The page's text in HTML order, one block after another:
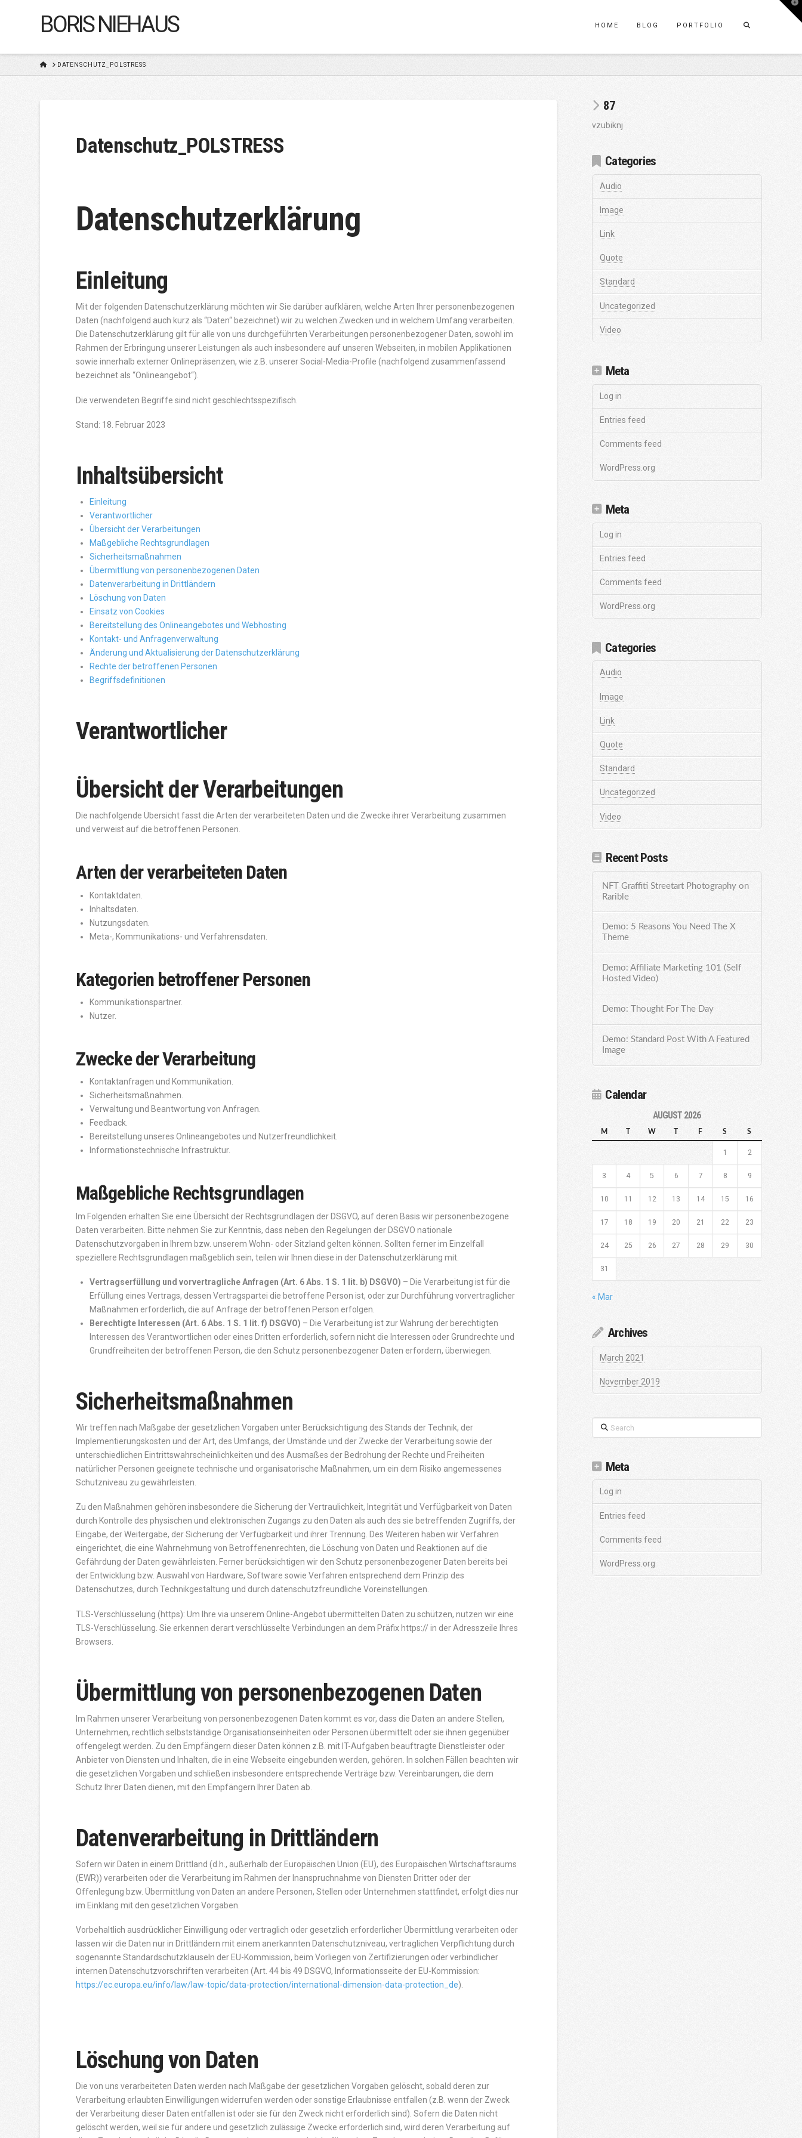
BORIS NIEHAUS HOME BLOG PORTFOLIO
HOMEDATENSCHUTZ_POLSTRESS
Datenschutz_POLSTRESS
Datenschutzerklärung
Einleitung
Mit der folgenden Datenschutzerklärung möchten wir Sie darüber aufklären, welche Arten Ihrer personenbezogenen
Daten (nachfolgend auch kurz als “Daten“ bezeichnet) wir zu welchen Zwecken und in welchem Umfang verarbeiten.
Die Datenschutzerklärung gilt für alle von uns durchgeführten Verarbeitungen personenbezogener Daten, sowohl im
Rahmen der Erbringung unserer Leistungen als auch insbesondere auf unseren Webseiten, in mobilen Applikationen
sowie innerhalb externer Onlinepräsenzen, wie z.B. unserer Social-Media-Profile (nachfolgend zusammenfassend
bezeichnet als “Onlineangebot“).
Die verwendeten Begriffe sind nicht geschlechtsspezifisch.
Stand: 18. Februar 2023
Inhaltsübersicht
Einleitung
Verantwortlicher
Übersicht der Verarbeitungen
Maßgebliche Rechtsgrundlagen
Sicherheitsmaßnahmen
Übermittlung von personenbezogenen Daten
Datenverarbeitung in Drittländern
Löschung von Daten
Einsatz von Cookies
Bereitstellung des Onlineangebotes und Webhosting
Kontakt- und Anfragenverwaltung
Änderung und Aktualisierung der Datenschutzerklärung
Rechte der betroffenen Personen
Begriffsdefinitionen
Verantwortlicher
Übersicht der Verarbeitungen
Die nachfolgende Übersicht fasst die Arten der verarbeiteten Daten und die Zwecke ihrer Verarbeitung zusammen
und verweist auf die betroffenen Personen.
Arten der verarbeiteten Daten
Kontaktdaten.
Inhaltsdaten.
Nutzungsdaten.
Meta-, Kommunikations- und Verfahrensdaten.
Kategorien betroffener Personen
Kommunikationspartner.
Nutzer.
Zwecke der Verarbeitung
Kontaktanfragen und Kommunikation.
Sicherheitsmaßnahmen.
Verwaltung und Beantwortung von Anfragen.
Feedback.
Bereitstellung unseres Onlineangebotes und Nutzerfreundlichkeit.
Informationstechnische Infrastruktur.
Maßgebliche Rechtsgrundlagen
Im Folgenden erhalten Sie eine Übersicht der Rechtsgrundlagen der DSGVO, auf deren Basis wir personenbezogene
Daten verarbeiten. Bitte nehmen Sie zur Kenntnis, dass neben den Regelungen der DSGVO nationale
Datenschutzvorgaben in Ihrem bzw. unserem Wohn- oder Sitzland gelten können. Sollten ferner im Einzelfall
speziellere Rechtsgrundlagen maßgeblich sein, teilen wir Ihnen diese in der Datenschutzerklärung mit.
Vertragserfüllung und vorvertragliche Anfragen (Art. 6 Abs. 1 S. 1 lit. b) DSGVO) – Die Verarbeitung ist für die
Erfüllung eines Vertrags, dessen Vertragspartei die betroffene Person ist, oder zur Durchführung vorvertraglicher
Maßnahmen erforderlich, die auf Anfrage der betroffenen Person erfolgen.
Berechtigte Interessen (Art. 6 Abs. 1 S. 1 lit. f) DSGVO) – Die Verarbeitung ist zur Wahrung der berechtigten
Interessen des Verantwortlichen oder eines Dritten erforderlich, sofern nicht die Interessen oder Grundrechte und
Grundfreiheiten der betroffenen Person, die den Schutz personenbezogener Daten erfordern, überwiegen.
Sicherheitsmaßnahmen
Wir treffen nach Maßgabe der gesetzlichen Vorgaben unter Berücksichtigung des Stands der Technik, der
Implementierungskosten und der Art, des Umfangs, der Umstände und der Zwecke der Verarbeitung sowie der
unterschiedlichen Eintrittswahrscheinlichkeiten und des Ausmaßes der Bedrohung der Rechte und Freiheiten
natürlicher Personen geeignete technische und organisatorische Maßnahmen, um ein dem Risiko angemessenes
Schutzniveau zu gewährleisten.
Zu den Maßnahmen gehören insbesondere die Sicherung der Vertraulichkeit, Integrität und Verfügbarkeit von Daten
durch Kontrolle des physischen und elektronischen Zugangs zu den Daten als auch des sie betreffenden Zugriffs, der
Eingabe, der Weitergabe, der Sicherung der Verfügbarkeit und ihrer Trennung. Des Weiteren haben wir Verfahren
eingerichtet, die eine Wahrnehmung von Betroffenenrechten, die Löschung von Daten und Reaktionen auf die
Gefährdung der Daten gewährleisten. Ferner berücksichtigen wir den Schutz personenbezogener Daten bereits bei
der Entwicklung bzw. Auswahl von Hardware, Software sowie Verfahren entsprechend dem Prinzip des
Datenschutzes, durch Technikgestaltung und durch datenschutzfreundliche Voreinstellungen.
TLS-Verschlüsselung (https): Um Ihre via unserem Online-Angebot übermittelten Daten zu schützen, nutzen wir eine
TLS-Verschlüsselung. Sie erkennen derart verschlüsselte Verbindungen an dem Präfix https:// in der Adresszeile Ihres
Browsers.
Übermittlung von personenbezogenen Daten
Im Rahmen unserer Verarbeitung von personenbezogenen Daten kommt es vor, dass die Daten an andere Stellen,
Unternehmen, rechtlich selbstständige Organisationseinheiten oder Personen übermittelt oder sie ihnen gegenüber
offengelegt werden. Zu den Empfängern dieser Daten können z.B. mit IT-Aufgaben beauftragte Dienstleister oder
Anbieter von Diensten und Inhalten, die in eine Webseite eingebunden werden, gehören. In solchen Fällen beachten wir
die gesetzlichen Vorgaben und schließen insbesondere entsprechende Verträge bzw. Vereinbarungen, die dem
Schutz Ihrer Daten dienen, mit den Empfängern Ihrer Daten ab.
Datenverarbeitung in Drittländern
Sofern wir Daten in einem Drittland (d.h., außerhalb der Europäischen Union (EU), des Europäischen Wirtschaftsraums
(EWR)) verarbeiten oder die Verarbeitung im Rahmen der Inanspruchnahme von Diensten Dritter oder der
Offenlegung bzw. Übermittlung von Daten an andere Personen, Stellen oder Unternehmen stattfindet, erfolgt dies nur
im Einklang mit den gesetzlichen Vorgaben.
Vorbehaltlich ausdrücklicher Einwilligung oder vertraglich oder gesetzlich erforderlicher Übermittlung verarbeiten oder
lassen wir die Daten nur in Drittländern mit einem anerkannten Datenschutzniveau, vertraglichen Verpflichtung durch
sogenannte Standardschutzklauseln der EU-Kommission, beim Vorliegen von Zertifizierungen oder verbindlicher
internen Datenschutzvorschriften verarbeiten (Art. 44 bis 49 DSGVO, Informationsseite der EU-Kommission:
https://ec.europa.eu/info/law/law-topic/data-protection/international-dimension-data-protection_de).
Löschung von Daten
Die von uns verarbeiteten Daten werden nach Maßgabe der gesetzlichen Vorgaben gelöscht, sobald deren zur
Verarbeitung erlaubten Einwilligungen widerrufen werden oder sonstige Erlaubnisse entfallen (z.B. wenn der Zweck
der Verarbeitung dieser Daten entfallen ist oder sie für den Zweck nicht erforderlich sind). Sofern die Daten nicht
gelöscht werden, weil sie für andere und gesetzlich zulässige Zwecke erforderlich sind, wird deren Verarbeitung auf
87
vzubiknj
Categories
Audio
Image
Link
Quote
Standard
Uncategorized
Video
Meta
Log in
Entries feed
Comments feed
WordPress.org
Meta
Log in
Entries feed
Comments feed
WordPress.org
Categories
Audio
Image
Link
Quote
Standard
Uncategorized
Video
Recent Posts
NFT Graffiti Streetart Photography on
Rarible
Demo: 5 Reasons You Need The X
Theme
Demo: Affiliate Marketing 101 (Self
Hosted Video)
Demo: Thought For The Day
Demo: Standard Post With A Featured
Image
Calendar
AUGUST 2026
M T W T F S S
1 2
3 4 5 6 7 8 9
10 11 12 13 14 15 16
17 18 19 20 21 22 23
24 25 26 27 28 29 30
31
« Mar
Archives
March 2021
November 2019
Search
Meta
Log in
Entries feed
Comments feed
WordPress.org